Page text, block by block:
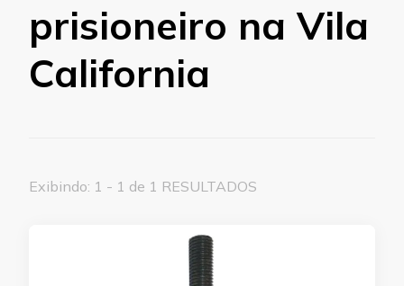
prisioneiro na Vila
California
Exibindo: 1 - 1 de 1 RESULTADOS